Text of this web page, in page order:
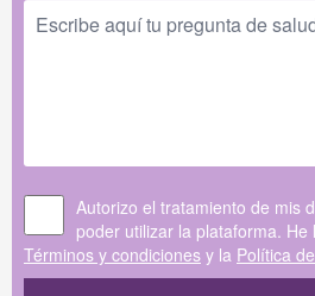
Autorizo el tratamiento de mis
poder utilizar la plataforma.
Términos y condiciones y la Política